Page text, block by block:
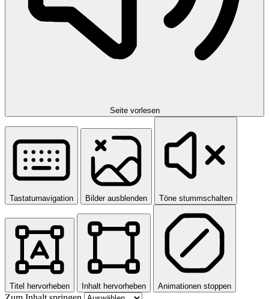
Seite vorlesen
Tastaturnavigation Bilder ausblenden Töne stummschalten
Titel hervorheben Inhalt hervorheben Animationen stoppen